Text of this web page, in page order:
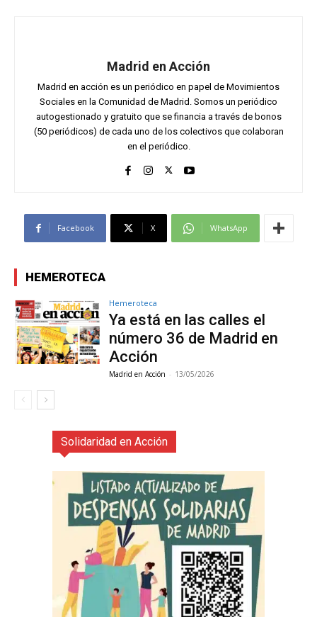
Madrid en Acción
Madrid en acción es un periódico en papel de Movimientos
Sociales en la Comunidad de Madrid. Somos un periódico
autogestionado y gratuito que se financia a través de bonos
(50 periódicos) de cada uno de los colectivos que colaboran
en el periódico.
Facebook X WhatsApp
HEMEROTECA
Hemeroteca
Ya está en las calles el
número 36 de Madrid en
Acción
Madrid en Acción - 13/05/2026
Solidaridad en Acción